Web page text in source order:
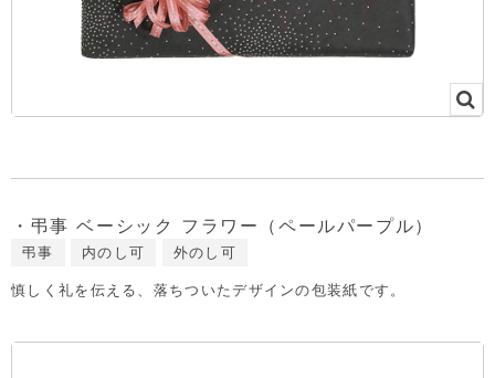
・弔事 ベーシック フラワー（ペールパープル）
弔事 内のし可 外のし可
慎しく礼を伝える、落ちついたデザインの包装紙です。